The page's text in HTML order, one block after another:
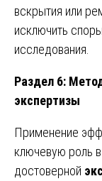
вскрытия или
исключить
исследования.
Раздел 6:
экспертизы
Применение
ключевую роль
достоверной